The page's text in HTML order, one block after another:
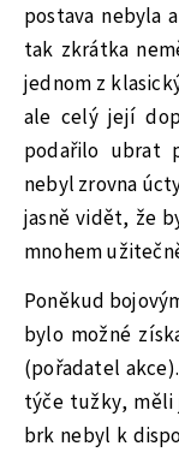
postava nebyla
tak zkrátka
jednom z
ale celý její
podařilo ubrat
nebyl zrovna
jasně vidět, že
mnohem
Poněkud
bylo možné
(pořadatel
týče tužky, měli
brk nebyl k